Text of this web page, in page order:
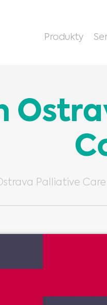
Produkty
Palliative